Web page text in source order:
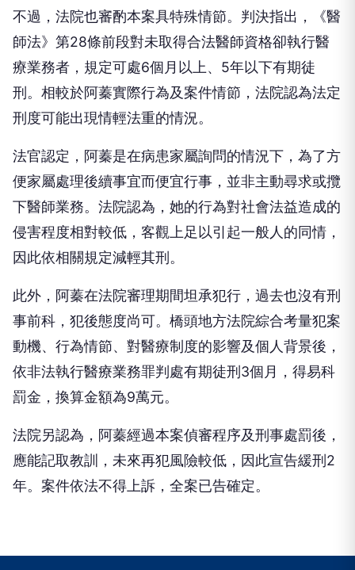
師法》第28條前段對未取得合法醫師資格卻執行醫
療業務者，規定可處6個月以上、5年以下有期徒
刑。相較於阿蓁實際行為及案件情節，法院認為法定
刑度可能出現情輕法重的情況。
法官認定，阿蓁是在病患家屬詢問的情況下，為了方
便家屬處理後續事宜而便宜行事，並非主動尋求或攬
下醫師業務。法院認為，她的行為對社會法益造成的
侵害程度相對較低，客觀上足以引起一般人的同情，
因此依相關規定減輕其刑。
此外，阿蓁在法院審理期間坦承犯行，過去也沒有刑
事前科，犯後態度尚可。橋頭地方法院綜合考量犯案
動機、行為情節、對醫療制度的影響及個人背景後，
依非法執行醫療業務罪判處有期徒刑3個月，得易科
罰金，換算金額為9萬元。
法院另認為，阿蓁經過本案偵審程序及刑事處罰後，
應能記取教訓，未來再犯風險較低，因此宣告緩刑2
年。案件依法不得上訴，全案已告確定。
NEXT